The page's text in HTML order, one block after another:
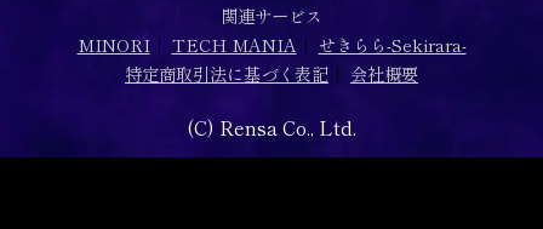
関連サービス
MINORI｜ TECH MANIA ｜ せきらら-Sekirara-
特定商取引法に基づく表記 ｜ 会社概要
(C) Rensa Co., Ltd.